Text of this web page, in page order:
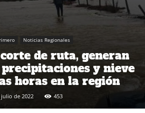
Noticias Regionales
de ruta, generan
y nieve
horas en la región
de 2022 453